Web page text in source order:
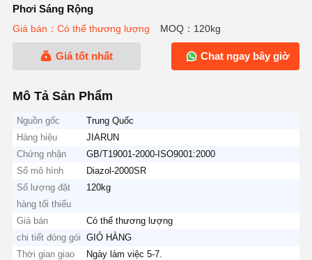
Phơi Sáng Rộng
Giá bán：Có thể thương lượng MOQ：120kg
Giá tốt nhất Chat ngay bây giờ
Mô Tả Sản Phẩm
Nguồn gốc
Trung Quốc
Hàng hiệu
JIARUN
Chứng nhận
GB/T19001-2000-ISO9001:2000
Số mô hình
Diazol-2000SR
Số lượng đặt
hàng tối thiểu
120kg
Giá bán
Có thể thương lượng
chi tiết đóng gói
GIỎ HÀNG
Thời gian giao
Ngày làm việc 5-7.